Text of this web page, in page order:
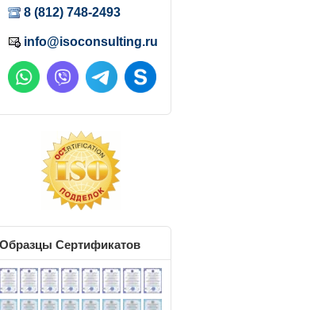
8 (812) 748-2493
info@isoconsulting.ru
Образцы Сертификатов